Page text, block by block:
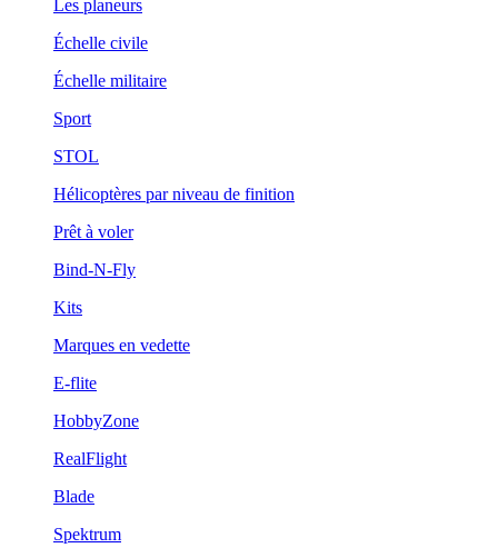
Les planeurs
Échelle civile
Échelle militaire
Sport
STOL
Hélicoptères par niveau de finition
Prêt à voler
Bind-N-Fly
Kits
Marques en vedette
E-flite
HobbyZone
RealFlight
Blade
Spektrum